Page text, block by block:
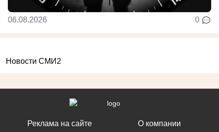
06.08.2026 0
Новости СМИ2
Реклама на сайте
О компании